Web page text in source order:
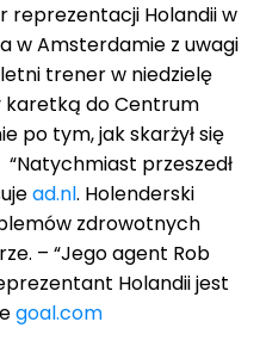
reprezentacji Holandii w
w Amsterdamie z uwagi
trener w niedzielę
karetką do Centrum
po tym, jak skarżył się
przeszedł
ad.nl. Holenderski
zdrowotnych
– “Jego agent Rob
Holandii jest
goal.com